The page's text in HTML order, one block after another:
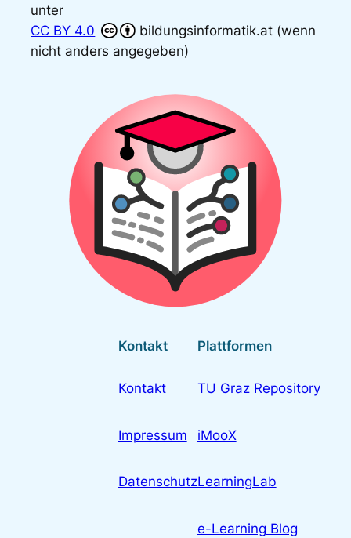
unter
CC BY 4.0
bildungsinformatik.at (wenn
nicht anders angegeben)
Kontakt
Kontakt
Impressum
Datenschutz
Plattformen
TU Graz Repository
iMooX
LearningLab
e-Learning Blog